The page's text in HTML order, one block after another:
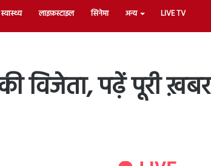
स्वास्थ्य लाइफ़स्टाइल सिनेमा अन्य LIVE TV
विजेता, पढ़ें पूरी ख़बर